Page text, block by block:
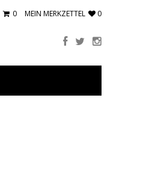
0 MEIN MERKZETTEL 0